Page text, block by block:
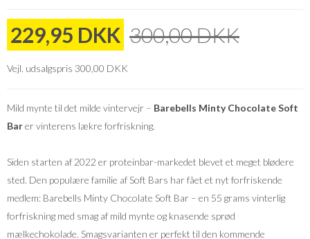
229,95 DKK 300,00 DKK
Vejl. udsalgspris 300,00 DKK
Mild mynte til det milde vintervejr – Barebells Minty Chocolate Soft
Barer vinterens lækre forfriskning.
Siden starten af 2022 er proteinbar-markedet blevet et meget blødere
sted. Den populære familie af Soft Bars har fået et nyt forfriskende
medlem: Barebells Minty Chocolate Soft Bar – en 55 grams vinterlig
forfriskning med smag af mild mynte og knasende sprød
mælkechokolade. Smagsvarianten er perfekt til den kommende